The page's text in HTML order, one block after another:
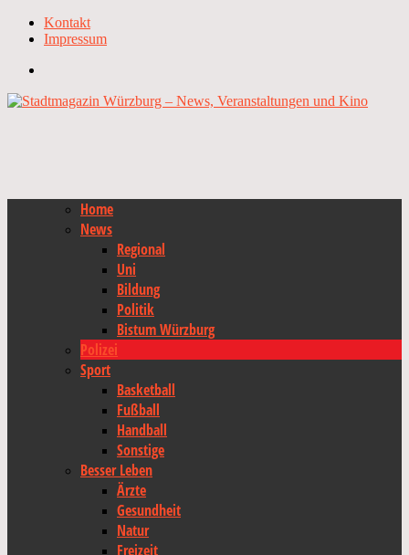
Kontakt
Impressum
Home
News
Regional
Uni
Bildung
Politik
Bistum Würzburg
Polizei
Sport
Basketball
Fußball
Handball
Sonstige
Besser Leben
Ärzte
Gesundheit
Natur
Freizeit